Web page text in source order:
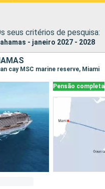
seus critérios de pesquisa:
- janeiro 2027 - 2028
cay MSC marine reserve, Miami
Pensão completa